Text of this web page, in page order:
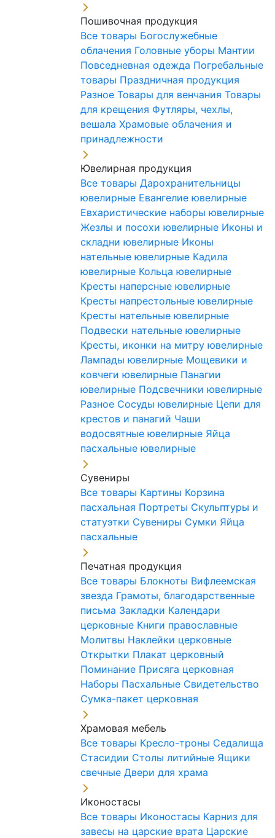
Пошивочная продукция
Все товары Богослужебные
облачения Головные уборы Мантии
Повседневная одежда Погребальные
товары Праздничная продукция
Разное Товары для венчания Товары
для крещения Футляры, чехлы,
вешала Храмовые облачения и
принадлежности
Ювелирная продукция
Все товары Дарохранительницы
ювелирные Евангелие ювелирные
Евхаристические наборы ювелирные
Жезлы и посохи ювелирные Иконы и
складни ювелирные Иконы
нательные ювелирные Кадила
ювелирные Кольца ювелирные
Кресты наперсные ювелирные
Кресты напрестольные ювелирные
Кресты нательные ювелирные
Подвески нательные ювелирные
Кресты, иконки на митру ювелирные
Лампады ювелирные Мощевики и
ковчеги ювелирные Панагии
ювелирные Подсвечники ювелирные
Разное Сосуды ювелирные Цепи для
крестов и панагий Чаши
водосвятные ювелирные Яйца
пасхальные ювелирные
Сувениры
Все товары Картины Корзина
пасхальная Портреты Скульптуры и
статуэтки Сувениры Сумки Яйца
пасхальные
Печатная продукция
Все товары Блокноты Вифлеемская
звезда Грамоты, благодарственные
письма Закладки Календари
церковные Книги православные
Молитвы Наклейки церковные
Открытки Плакат церковный
Поминание Присяга церковная
Наборы Пасхальные Свидетельство
Сумка-пакет церковная
Храмовая мебель
Все товары Кресло-троны Седалища
Стасидии Столы литийные Ящики
свечные Двери для храма
Иконостасы
Все товары Иконостасы Карниз для
завесы на царские врата Царские